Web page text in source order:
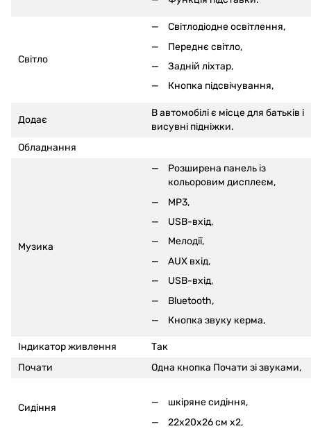
Світло
Світлодіодне освітлення,
Переднє світло,
Задній ліхтар,
Кнопка підсвічування,
Додає
В автомобілі є місце для батьків і
висувні підніжки.
Обладнання
Музика
Розширена панель із
кольоровим дисплеєм,
MP3,
USB-вхід,
Мелодії,
AUX вхід,
USB-вхід,
Bluetooth,
Кнопка звуку керма,
Індикатор живлення
Так
Почати
Одна кнопка Почати зі звуками,
Сидіння
шкіряне сидіння,
22x20x26 см x2,